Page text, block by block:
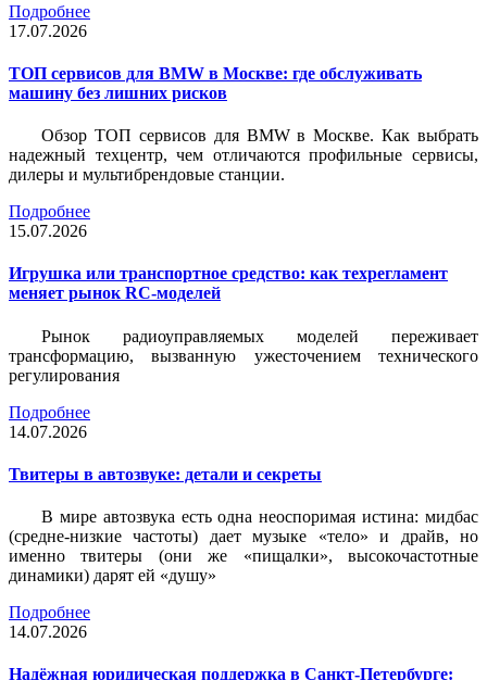
Подробнее
17.07.2026
ТОП сервисов для BMW в Москве: где обслуживать
машину без лишних рисков
Обзор ТОП сервисов для BMW в Москве. Как выбрать
надежный техцентр, чем отличаются профильные сервисы,
дилеры и мультибрендовые станции.
Подробнее
15.07.2026
Игрушка или транспортное средство: как техрегламент
меняет рынок RC-моделей
Рынок радиоуправляемых моделей переживает
трансформацию, вызванную ужесточением технического
регулирования
Подробнее
14.07.2026
Твитеры в автозвуке: детали и секреты
В мире автозвука есть одна неоспоримая истина: мидбас
(средне-низкие частоты) дает музыке «тело» и драйв, но
именно твитеры (они же «пищалки», высокочастотные
динамики) дарят ей «душу»
Подробнее
14.07.2026
Надёжная юридическая поддержка в Санкт-Петербурге: